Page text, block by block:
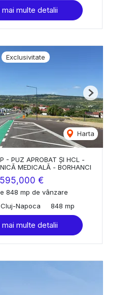
mai multe detalii
Exclusivitate
Harta
Next
- PUZ APROBAT ȘI HCL -
MEDICALĂ - BORHANCI
595,000 €
848 mp de vânzare
Napoca
848 mp
mai multe detalii